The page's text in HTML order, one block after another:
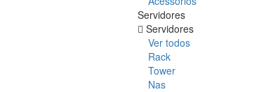
Servidores
Servidores
Ver todos
Rack
Tower
Nas